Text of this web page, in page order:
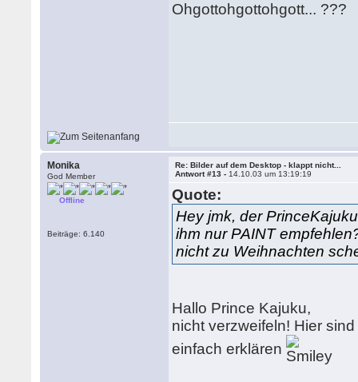
Ohgottohgottohgott... ???
Monika
God Member
Offline
Beiträge: 6.140
Re: Bilder auf dem Desktop - klappt nicht...
Antwort #13 - 14.10.03 um 13:19:19
Quote:
Hey jmk, der
ihm nur PAINT
nicht zu Weihnachten
Hallo Prince Kajuku,
nicht verzweifeln! Hier
einfach erklären